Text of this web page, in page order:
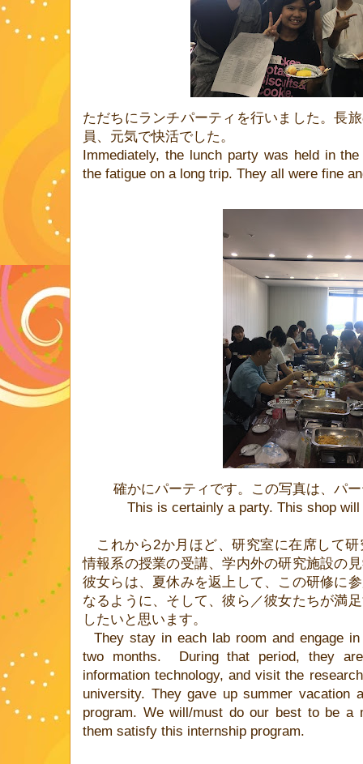
ただちにランチパーティを行いました。長
員、元気で快活でした。
Immediately, the lunch party was held in
the fatigue on a long trip. They all were fine
確かにパーティです。この写真は、パ
This is certainly a party. This shop
これから2か月ほど、研究室に在席して
情報系の授業の受講、学内外の研究施設の
彼女らは、夏休みを返上して、この研修に
なるように、そして、彼ら／彼女たちが満
したいと思います。
They stay in each lab room and engage
two months.
During that period, they
information technology, and visit the
university. They gave up summer vacation
program. We will/must do our best to be a
them satisfy this internship program.